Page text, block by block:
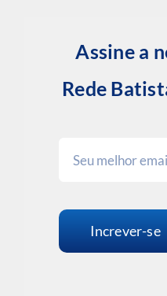
Assine a
Rede
Increver-se